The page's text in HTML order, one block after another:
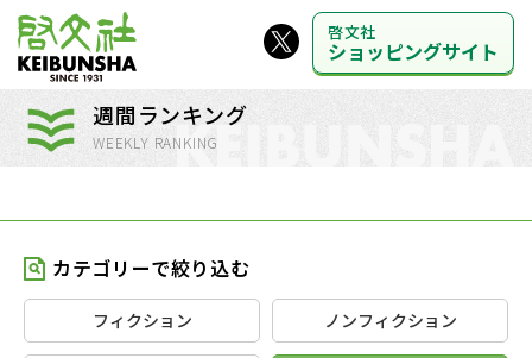
啓文社
ショッピングサイト
週間ランキング
WEEKLY RANKING
カテゴリーで絞り込む
フィクション ノンフィクション